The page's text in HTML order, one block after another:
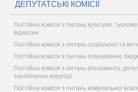
ДЕПУТАТСЬКІ КОМІСІЇ
Постійна комісія з питань культури,
відносин
Постійна комісія з питань соціальної та
Постійна комісія з питань планування,
Постійна комісія з питань регламенту,
запобігання корупції
Постійна комісія з питань комунальної